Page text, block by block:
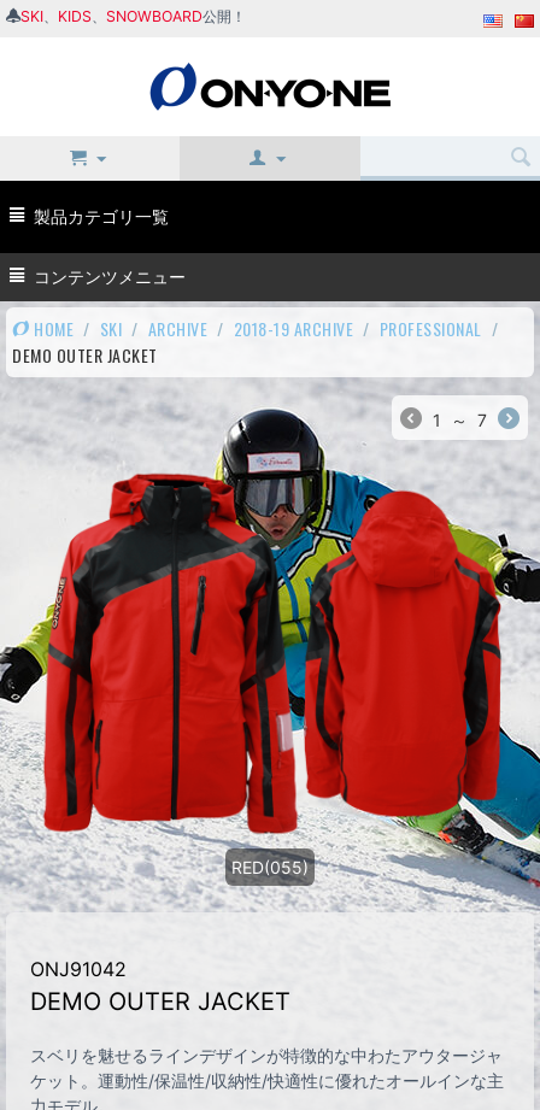
SKI KIDS SNOWBOARD公開！
製品カテゴリ一覧
コンテンツメニュー
HOME / SKI / ARCHIVE / 2018-19 ARCHIVE / PROFESSIONAL
/
DEMO OUTER JACKET
1 ～ 7
RED(055)
ONJ91042
DEMO OUTER JACKET
スベリを魅せるラインデザインが特徴的な中わたアウタージャ
ケット。運動性/保温性/収納性/快適性に優れたオールインな主
力モデル。